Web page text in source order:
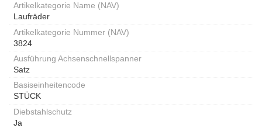
Artikelkategorie Name (NAV)
Laufräder
Artikelkategorie Nummer (NAV)
3824
Ausführung Achsenschnellspanner
Satz
Basiseinheitencode
STÜCK
Diebstahlschutz
Ja